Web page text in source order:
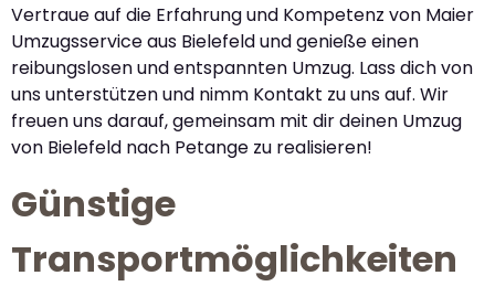
Vertraue auf die Erfahrung und Kompetenz von Maier
Umzugsservice aus Bielefeld und genieße einen
reibungslosen und entspannten Umzug. Lass dich von
uns unterstützen und nimm Kontakt zu uns auf. Wir
freuen uns darauf, gemeinsam mit dir deinen Umzug
von Bielefeld nach Petange zu realisieren!
Günstige
Transportmöglichkeiten